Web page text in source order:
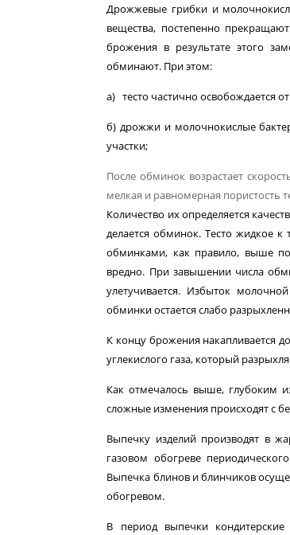
Дрожжевые грибки и
веще­ства, постепенно
брожения в ре­зультате этого
обминают. При этом:
а) тесто частично освобождается
б) дрожжи и молочнокислые
участки;
После обминок возрастает
мелкая и равномерная пористость
Количество их определяется
дела­ется обминок. Тесто жидкое
обминками, как правило, выше
вредно. При завышении числа
улетучивается. Избыток
обминки остается слабо
К концу брожения накапливается
уг­лекислого газа, который
Как отмечалось выше, глубоким
сложные из­менения происходят с
Выпечку изделий производят в
газовом обогреве
Выпечка блинов и блин­чиков
обогревом.
В период выпечки